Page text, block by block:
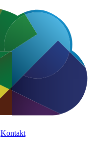
Kontakt